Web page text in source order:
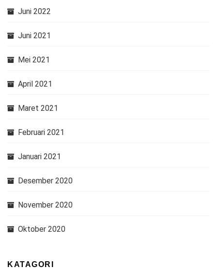
Juni 2022
Juni 2021
Mei 2021
April 2021
Maret 2021
Februari 2021
Januari 2021
Desember 2020
November 2020
Oktober 2020
KATAGORI